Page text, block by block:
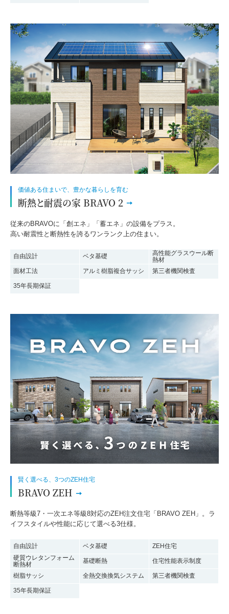
価値ある住まいで、豊かな暮らしを育む
断熱と耐震の家 BRAVO 2
従来のBRAVOに「創エネ」「蓄エネ」の設備をプラス。
高い耐震性と断熱性を誇るワンランク上の住まい。
自由設計 ベタ基礎
高性能グラスウール断
熱材
面材工法
アルミ樹脂複合サッシ 第三者機関検査
35年長期保証
賢く選べる、3つのZEH住宅
BRAVO ZEH
断熱等級7・一次エネ等級8対応のZEH注文住宅「BRAVO ZEH」。ラ
イフスタイルや性能に応じて選べる3仕様。
自由設計 ベタ基礎
ZEH住宅
硬質ウレタンフォーム
断熱材
基礎断熱 住宅性能表示制度
樹脂サッシ 全熱交換換気システム 第三者機関検査
35年長期保証